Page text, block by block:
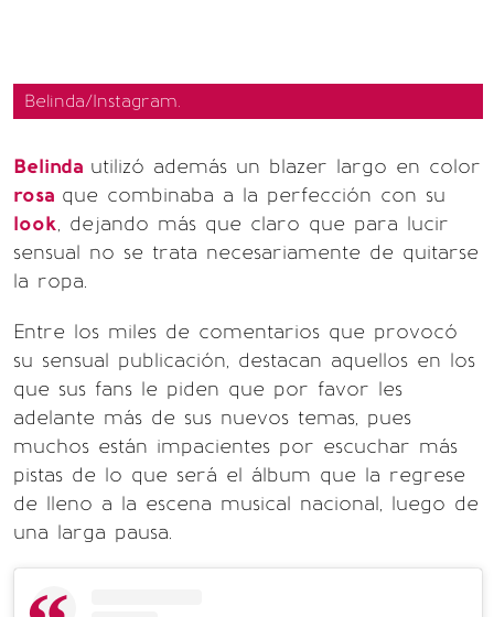
Belinda/Instagram.
Belinda utilizó además un blazer largo en color
rosa que combinaba a la perfección con su
look, dejando más que claro que para lucir
sensual no se trata necesariamente de quitarse
la ropa.
Entre los miles de comentarios que provocó
su sensual publicación, destacan aquellos en los
que sus fans le piden que por favor les
adelante más de sus nuevos temas, pues
muchos están impacientes por escuchar más
pistas de lo que será el álbum que la regrese
de lleno a la escena musical nacional, luego de
una larga pausa.